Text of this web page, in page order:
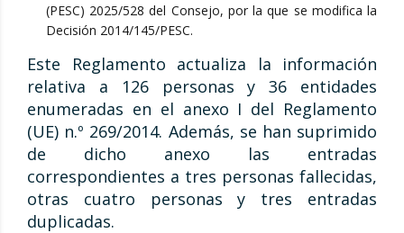
(PESC) 2025/528 del Consejo, por la que se modifica la
Decisión 2014/145/PESC.
Este Reglamento actualiza la información
relativa a 126 personas y 36 entidades
enumeradas en el anexo I del Reglamento
(UE) n.º 269/2014. Además, se han suprimido
de dicho anexo las entradas
correspondientes a tres personas fallecidas,
otras cuatro personas y tres entradas
duplicadas.